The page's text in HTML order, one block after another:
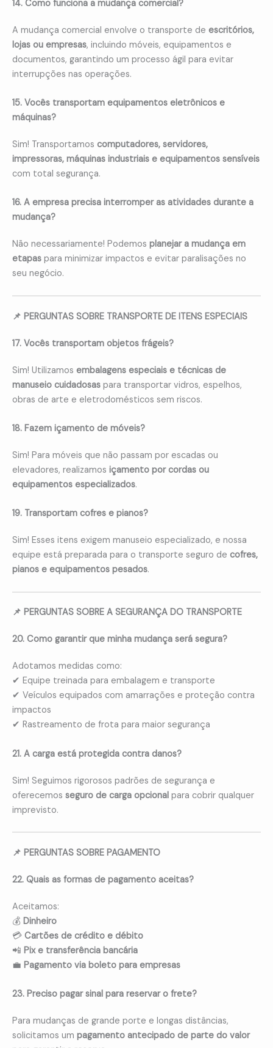
14. Como funciona a mudança comercial?
A mudança comercial envolve o transporte de escritórios,
lojas ou empresas, incluindo móveis, equipamentos e
documentos, garantindo um processo ágil para evitar
interrupções nas operações.
15. Vocês transportam equipamentos eletrônicos e
máquinas?
Sim! Transportamos computadores, servidores,
impressoras, máquinas industriais e equipamentos sensíveis
com total segurança.
16. A empresa precisa interromper as atividades durante a
mudança?
Não necessariamente! Podemos planejar a mudança em
etapas para minimizar impactos e evitar paralisações no
seu negócio.
📌 PERGUNTAS SOBRE TRANSPORTE DE ITENS ESPECIAIS
17. Vocês transportam objetos frágeis?
Sim! Utilizamos embalagens especiais e técnicas de
manuseio cuidadosas para transportar vidros, espelhos,
obras de arte e eletrodomésticos sem riscos.
18. Fazem içamento de móveis?
Sim! Para móveis que não passam por escadas ou
elevadores, realizamos içamento por cordas ou
equipamentos especializados.
19. Transportam cofres e pianos?
Sim! Esses itens exigem manuseio especializado, e nossa
equipe está preparada para o transporte seguro de cofres,
pianos e equipamentos pesados.
📌 PERGUNTAS SOBRE A SEGURANÇA DO TRANSPORTE
20. Como garantir que minha mudança será segura?
Adotamos medidas como:
✔ Equipe treinada para embalagem e transporte
✔ Veículos equipados com amarrações e proteção contra
impactos
✔ Rastreamento de frota para maior segurança
21. A carga está protegida contra danos?
Sim! Seguimos rigorosos padrões de segurança e
oferecemos seguro de carga opcional para cobrir qualquer
imprevisto.
📌 PERGUNTAS SOBRE PAGAMENTO
22. Quais as formas de pagamento aceitas?
Aceitamos:
💰 Dinheiro
💳 Cartões de crédito e débito
📲 Pix e transferência bancária
💼 Pagamento via boleto para empresas
23. Preciso pagar sinal para reservar o frete?
Para mudanças de grande porte e longas distâncias,
solicitamos um pagamento antecipado de parte do valor